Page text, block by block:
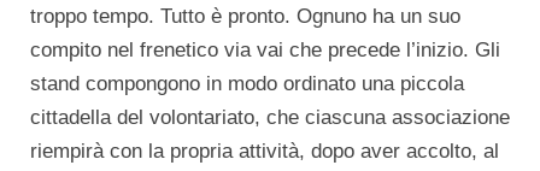
troppo tempo. Tutto è pronto. Ognuno ha un suo
compito nel frenetico via vai che precede l’inizio. Gli
stand compongono in modo ordinato una piccola
cittadella del volontariato, che ciascuna associazione
riempirà con la propria attività, dopo aver accolto, al